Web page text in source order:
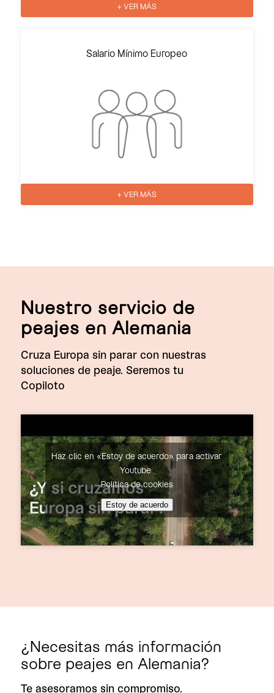
+ VER MÁS
Salario Mínimo Europeo
+ VER MÁS
Nuestro servicio de
peajes en Alemania
Cruza Europa sin parar con nuestras
soluciones de peaje. Seremos tu
Copiloto
Haz clic en «Estoy de acuerdo» para activar
Youtube
Política de cookies
Estoy de acuerdo
¿Necesitas más información
sobre peajes en Alemania?
Te asesoramos sin compromiso.